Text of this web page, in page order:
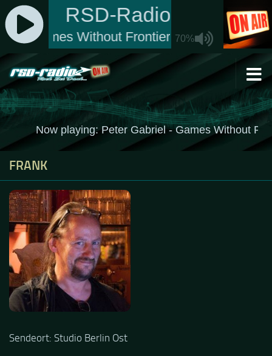
Zum Inhalt springen
FRANK
Sendeort: Studio Berlin Ost